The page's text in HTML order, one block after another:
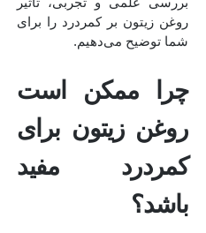
روغن زیتون بر کمردرد را برای
شما توضیح می‌دهیم.
چرا ممکن است
روغن زیتون برای
کمردرد مفید
باشد؟